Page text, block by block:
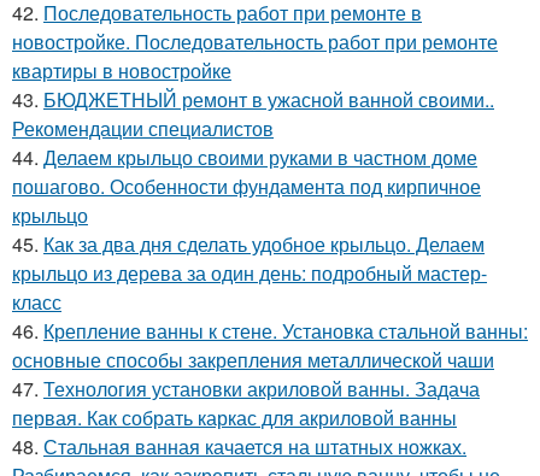
42. Последовательность работ при ремонте в
новостройке. Последовательность работ при ремонте
квартиры в новостройке
43. БЮДЖЕТНЫЙ ремонт в ужасной ванной своими..
Рекомендации специалистов
44. Делаем крыльцо своими руками в частном доме
пошагово. Особенности фундамента под кирпичное
крыльцо
45. Как за два дня сделать удобное крыльцо. Делаем
крыльцо из дерева за один день: подробный мастер-
класс
46. Крепление ванны к стене. Установка стальной ванны:
основные способы закрепления металлической чаши
47. Технология установки акриловой ванны. Задача
первая. Как собрать каркас для акриловой ванны
48. Стальная ванная качается на штатных ножках.